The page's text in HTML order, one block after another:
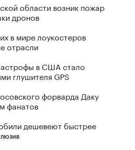
области возник пожар
дронов
в мире лоукостеров
отрасли
в США стало
глушителя GPS
форварда Даку
фанатов
дешевеют быстрее